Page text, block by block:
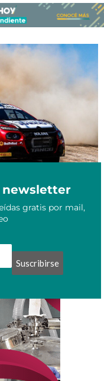
con tres días de
newsletter
gratis por mail,
Suscribirse